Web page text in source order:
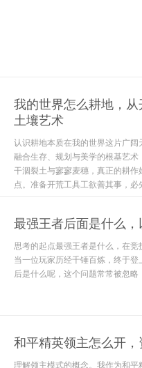
我的世界怎么耕地，
土壤艺术
认识耕地本质在我的世界这片广
融合生存、规划与美学的根基艺
干涸裂土与寥寥麦穗，真正的耕
点。准备开荒工具工欲善其事，
最强王者后面是什么
思考的起点最强王者是什么，在
当一位玩家历经千锤百炼，终于
后是什么呢，这个问题常常被忽
和平精英领主怎么开
理解领主模式的概念。我作为和